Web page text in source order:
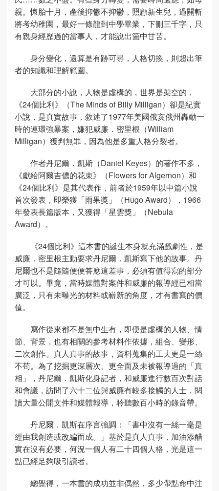
親。懷胎十月，產後抑鬱不抑鬱，照顧新生兒，過關斬
將考幼稚園，最好一條龍到中學畢業，下刪三千字，只
有親身經歷過的當事人，才能說出箇中甘苦。
身分變化，還算是有跡可尋，人格切換，則超出筆
者的知識和理解範圍。
大部分的小說，人物是虛構的，世界是架空的，
《24個比利》（The Minds of Billy Milligan）卻是紀實
小說，是真實故事，敘述了1977年美國俄亥俄州轟動一
時的連環強暴案，嫌犯威廉．密里根（William
Milligan）獲判無罪，因為他是多重人格分裂者。
作者丹尼爾．凱斯（Daniel Keyes）的著作不多，
《獻給阿爾吉儂的花束》（Flowers for Algernon）和
《24個比利》是其代表作，前者於1959年以中篇小說
首次發表，即榮獲「雨果獎」（Hugo Award），1966
年發表長篇版本，又獲得「星雲獎」（Nebula
Award）。
《24個比利》這本書的誕生本身就充滿戲劇性，是
威廉．密里根主動要求丹尼爾．凱斯寫下他的故事。丹
尼爾也不是隨隨便便答應這差事，必須有值得寫的部分
才可以。畢竟，當時媒體對案件和威廉的報導經已相當
廣泛，只有未曝光的材料或嶄新的角度，才有書寫的價
值。
寫作從來都不是無中生有，即便是虛構的人物、情
節、背景，也有相關的參考材料作依據，組合、變形、
二次創作。真人真事的故事，資料蒐集的工夫更是一絲
不苟。為了挖掘更深層次、更全面及未被報導過的「真
相」，丹尼爾．凱斯化身記者，和威廉進行數百次對話
和會議，訪問了六十二位與威廉有較多接觸的人士，閱
讀大量公開文件和媒體報導，聆聽數百小時的錄音帶。
丹尼爾．凱斯在序言強調：「書中沒有一絲一毫是
經由我創造或改編而成。」基於是真人真事，加油添醋
實在沒有必要，何況一個人有二十四個人格，光是這一
點已經足夠吸引讀者。
總覺得，一本書的成功並非偶然，多少帶點命中注